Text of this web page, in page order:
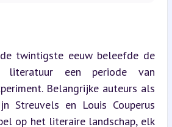
twintigste eeuw beleefde de
literatuur een periode van
Belangrijke auteurs als
Streuvels en Louis Couperus
op het literaire landschap, elk